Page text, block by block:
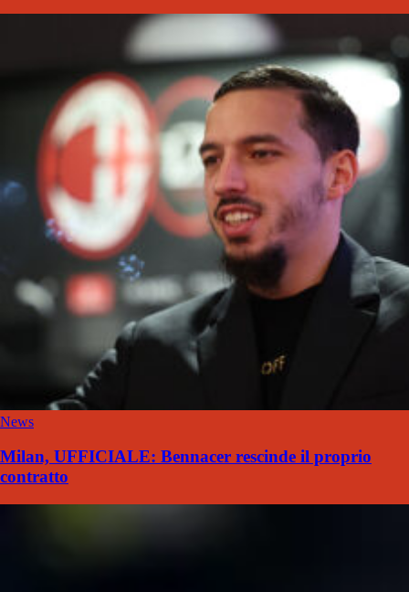
News
Milan, UFFICIALE: Bennacer rescinde il proprio
contratto